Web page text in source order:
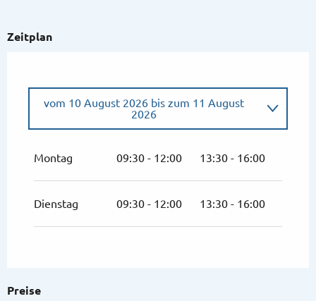
Preise
Zeitplan
vom13 Juli 2026bis zum14 Juli 2026
vom 10 August 2026 bis zum 11 August
2026
Montag 09:30 - 12:00 13:30 - 16:00
Dienstag 09:30 - 12:00 13:30 - 16:00